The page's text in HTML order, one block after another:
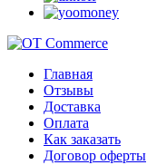
Главная
Отзывы
Доставка
Оплата
Как заказать
Договор оферты